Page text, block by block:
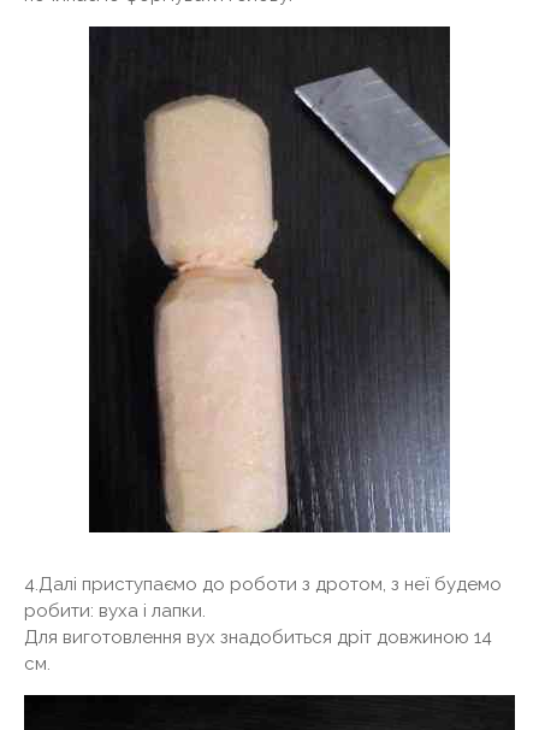
4.Далі приступаємо до роботи з дротом, з неї будемо
робити: вуха і лапки.
Для виготовлення вух знадобиться дріт довжиною 14
см.